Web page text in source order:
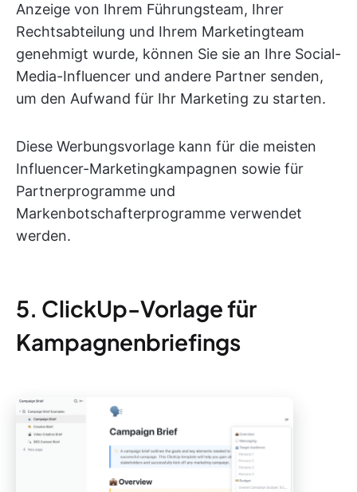
Anzeige von Ihrem Führungsteam, Ihrer
Rechtsabteilung und Ihrem Marketingteam
genehmigt wurde, können Sie sie an Ihre Social-
Media-Influencer und andere Partner senden,
um den Aufwand für Ihr Marketing zu starten.
Diese Werbungsvorlage kann für die meisten
Influencer-Marketingkampagnen sowie für
Partnerprogramme und
Markenbotschafterprogramme verwendet
werden.
5. ClickUp-Vorlage für
Kampagnenbriefings